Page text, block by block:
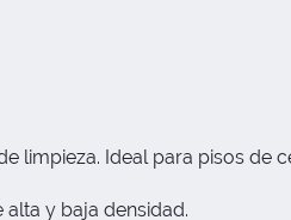
limpieza. Ideal para pisos de
y baja densidad.